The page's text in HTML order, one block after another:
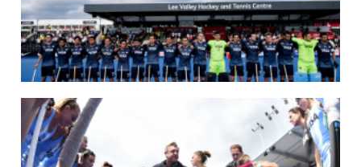
07/08/2026
LOS LEONES LISTOS PARA DISPUTAR EL MUNDIAL 2026
Del 15 al 30 de agosto, el seleccionado argentino masculino de hockey disputará
la Copa del Mundo en Países Bajos y Bélgica. El debut será ante Japón.
14/07/2026
MUNDIAL 2026: LOS LEONES CONVOCADOS POR LUCAS REY
Del 15 al 30 de agosto disputarán el Mundial en Países Bajos y Bélgica.
LEER MÁS